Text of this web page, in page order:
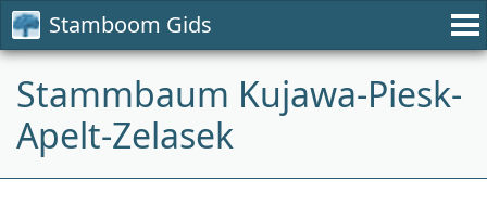
Stamboom Gids
Stammbaum Kujawa-Piesk-
Apelt-Zelasek